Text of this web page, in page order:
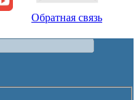
Обратная связь